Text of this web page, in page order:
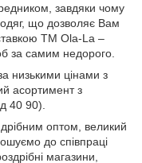
завдяки чому
одяг, що дозволяє Вам
TM Ola-La –
за самим недорого.
низькими цінами з
асортимент з
40 90).
оптом, великий
до співпраці
магазини,